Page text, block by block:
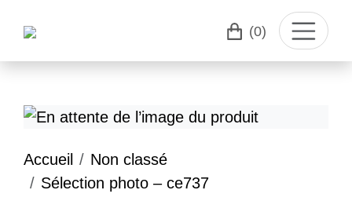
(0)
Accueil
Non classé
Sélection photo – ce737